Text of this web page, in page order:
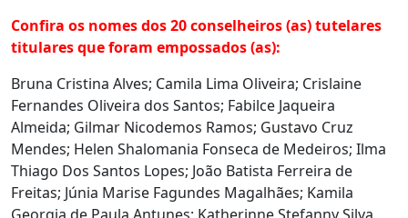
Confira os nomes dos 20 conselheiros (as) tutelares
titulares que foram empossados (as):
Bruna Cristina Alves; Camila Lima Oliveira; Crislaine
Fernandes Oliveira dos Santos; Fabilce Jaqueira
Almeida; Gilmar Nicodemos Ramos; Gustavo Cruz
Mendes; Helen Shalomania Fonseca de Medeiros; Ilma
Thiago Dos Santos Lopes; João Batista Ferreira de
Freitas; Júnia Marise Fagundes Magalhães; Kamila